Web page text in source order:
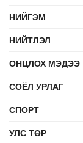
НИЙГЭМ
НИЙТЛЭЛ
ОНЦЛОХ МЭДЭЭ
СОЁЛ УРЛАГ
СПОРТ
УЛС ТӨР